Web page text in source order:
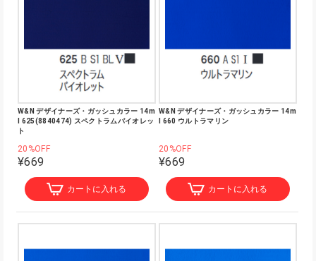
W&N デザイナーズ・ガッシュカラー 14m
l 625(8840474) スペクトラムバイオレッ
ト
20%OFF
¥669
カートに入れる
W&N デザイナーズ・ガッシュカラー 14m
l 660 ウルトラマリン
20%OFF
¥669
カートに入れる